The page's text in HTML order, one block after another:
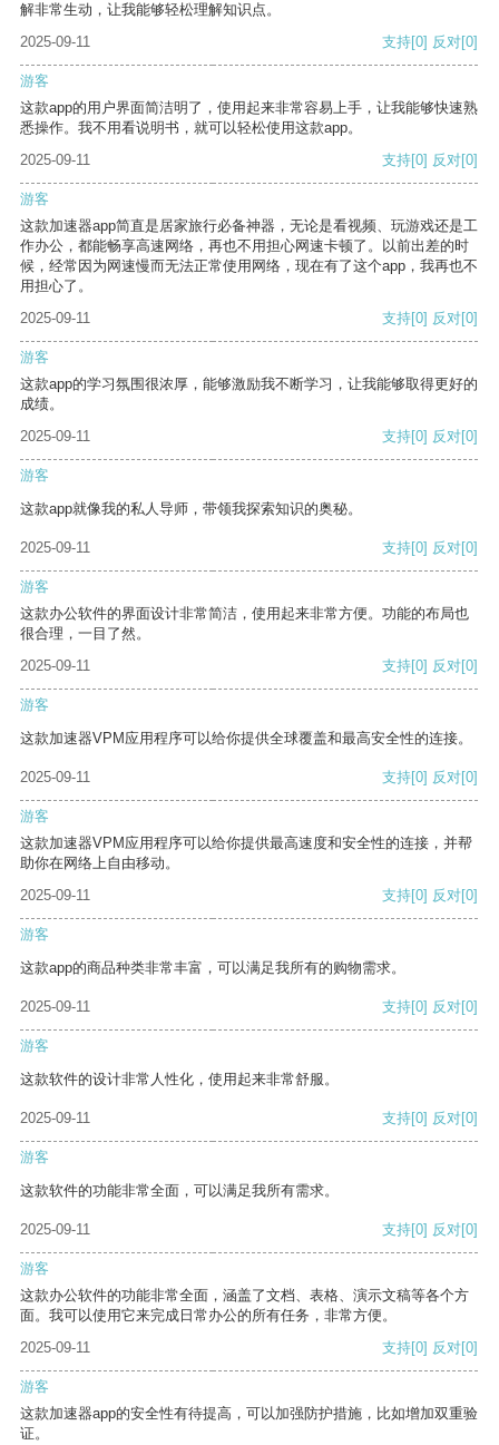
解非常生动，让我能够轻松理解知识点。
2025-09-11
支持[0] 反对[0]
游客
这款app的用户界面简洁明了，使用起来非常容易上手，让我能够快速熟
悉操作。我不用看说明书，就可以轻松使用这款app。
2025-09-11
支持[0] 反对[0]
游客
这款加速器app简直是居家旅行必备神器，无论是看视频、玩游戏还是工
作办公，都能畅享高速网络，再也不用担心网速卡顿了。以前出差的时
候，经常因为网速慢而无法正常使用网络，现在有了这个app，我再也不
用担心了。
2025-09-11
支持[0] 反对[0]
游客
这款app的学习氛围很浓厚，能够激励我不断学习，让我能够取得更好的
成绩。
2025-09-11
支持[0] 反对[0]
游客
这款app就像我的私人导师，带领我探索知识的奥秘。
2025-09-11 支持[0] 反对[0]
游客
这款办公软件的界面设计非常简洁，使用起来非常方便。功能的布局也
很合理，一目了然。
2025-09-11
支持[0] 反对[0]
游客
这款加速器VPM应用程序可以给你提供全球覆盖和最高安全性的连接。
2025-09-11 支持[0] 反对[0]
游客
这款加速器VPM应用程序可以给你提供最高速度和安全性的连接，并帮
助你在网络上自由移动。
2025-09-11
支持[0] 反对[0]
游客
这款app的商品种类非常丰富，可以满足我所有的购物需求。
2025-09-11 支持[0] 反对[0]
游客
这款软件的设计非常人性化，使用起来非常舒服。
2025-09-11 支持[0] 反对[0]
游客
这款软件的功能非常全面，可以满足我所有需求。
2025-09-11 支持[0] 反对[0]
游客
这款办公软件的功能非常全面，涵盖了文档、表格、演示文稿等各个方
面。我可以使用它来完成日常办公的所有任务，非常方便。
2025-09-11
支持[0] 反对[0]
游客
这款加速器app的安全性有待提高，可以加强防护措施，比如增加双重验
证。